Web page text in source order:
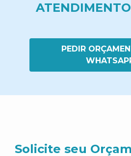
PEDIR
Solicite seu